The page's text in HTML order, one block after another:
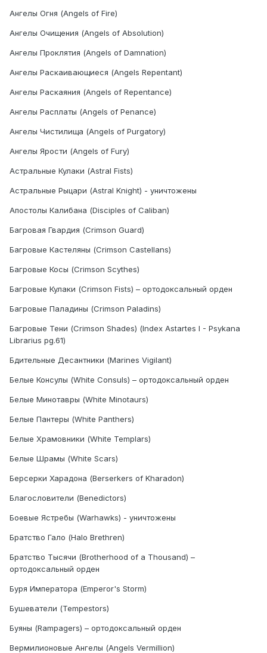
Ангелы Огня (Angels of Fire)
Ангелы Очищения (Angels of Absolution)
Ангелы Проклятия (Angels of Damnation)
Ангелы Раскаивающиеся (Angels Repentant)
Ангелы Раскаяния (Angels of Repentance)
Ангелы Расплаты (Angels of Penance)
Ангелы Чистилища (Angels of Purgatory)
Ангелы Ярости (Angels of Fury)
Астральные Кулаки (Astral Fists)
Астральные Рыцари (Astral Knight) - уничтожены
Апостолы Калибана (Disciples of Caliban)
Багровая Гвардия (Crimson Guard)
Багровые Кастеляны (Crimson Castellans)
Багровые Косы (Crimson Scythes)
Багровые Кулаки (Crimson Fists) – ортодоксальный орден
Багровые Паладины (Crimson Paladins)
Багровые Тени (Crimson Shades) (Index Astartes I - Psykana
Librarius pg.61)
Бдительные Десантники (Marines Vigilant)
Белые Консулы (White Consuls) – ортодоксальный орден
Белые Минотавры (White Minotaurs)
Белые Пантеры (White Panthers)
Белые Храмовники (White Templars)
Белые Шрамы (White Scars)
Берсерки Харадона (Berserkers of Kharadon)
Благословители (Benedictors)
Боевые Ястребы (Warhawks) - уничтожены
Братство Гало (Halo Brethren)
Братство Тысячи (Brotherhood of a Thousand) –
ортодоксальный орден
Буря Императора (Emperor's Storm)
Бушеватели (Tempestors)
Буяны (Rampagers) – ортодоксальный орден
Вермилионовые Ангелы (Angels Vermillion)